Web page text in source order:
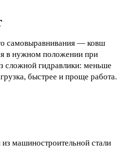
самовыравнивания — ковш
в нужном положении при
сложной гидравлики: меньше
быстрее и проще работа.
машиностроительной стали